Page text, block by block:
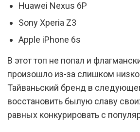
Huawei Nexus 6P
Sony Xperia Z3
Apple iPhone 6s
В этот топ не попал и
произошло из-за слишком
Тайваньский бренд в
восстановить былую славу
равных конкурировать с